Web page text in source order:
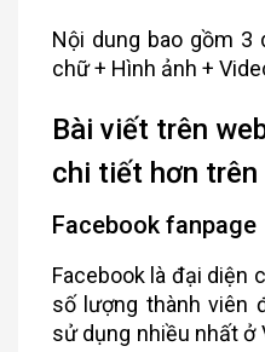
Nội dung bao gồm 3
chữ + Hình ảnh +
Bài viết trên
chi tiết hơn trên
Facebook fanpage
Facebook là đại diện
số lượng thành viên
sử dụng nhiều nhất ở